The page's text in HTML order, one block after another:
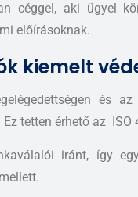
céggel, aki ügyel
előírásoknak.
kiemelt
és
tetten érhető az
iránt, így